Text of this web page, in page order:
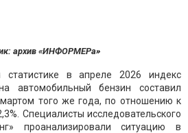
архив «ИНФОРМЕРа»
статистике в апреле 2026 индекс
автомобильный бензин составил
того же года, по отношению к
Специалисты исследовательского
проанализировали ситуацию в